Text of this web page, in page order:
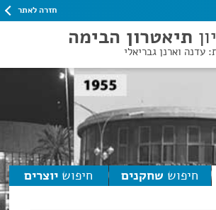
חזרה לאתר
תיאטרון הבימה
עדנה וארנן גבריאלי
חיפוש שחקנים חיפוש יוצרים